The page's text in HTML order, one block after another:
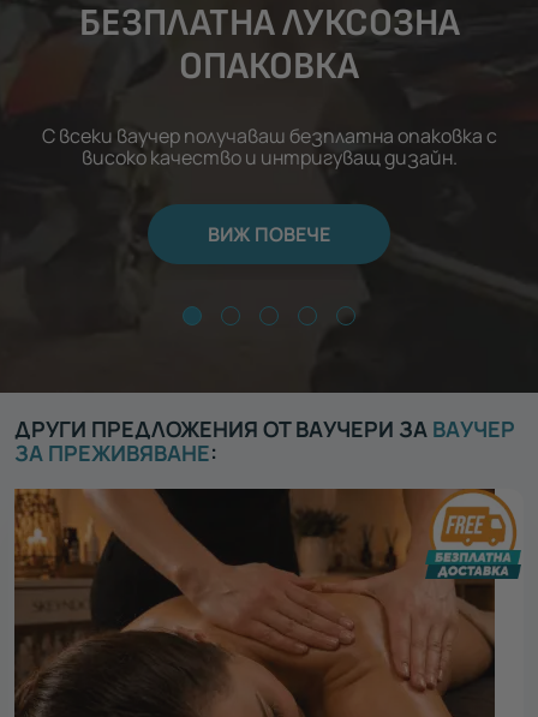
БЕЗПЛАТНА ЛУКСОЗНА
ОПАКОВКА
С всеки ваучер получаваш безплатна опаковка с
високо качество и интригуващ дизайн.
ВИЖ ПОВЕЧЕ
ДРУГИ ПРЕДЛОЖЕНИЯ ОТ ВАУЧЕРИ ЗА ВАУЧЕР
ЗА ПРЕЖИВЯВАНЕ: